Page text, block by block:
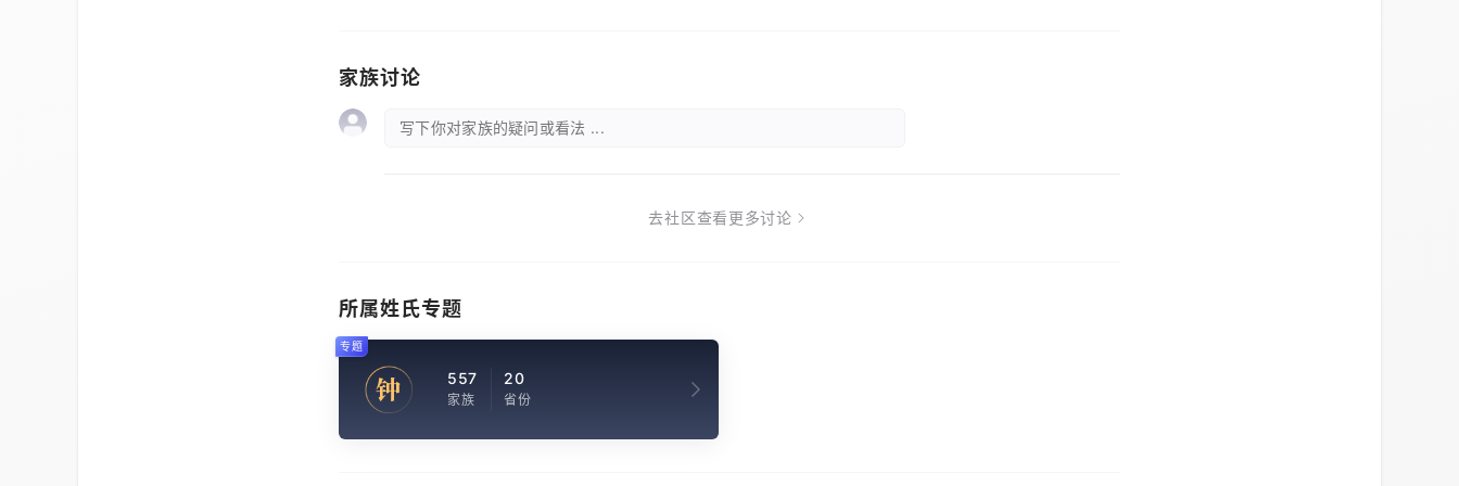
家族讨论
写下你对家族的疑问或看法 ...
去社区查看更多讨论
所属姓氏专题
钟 557
家族
20
省份
专题